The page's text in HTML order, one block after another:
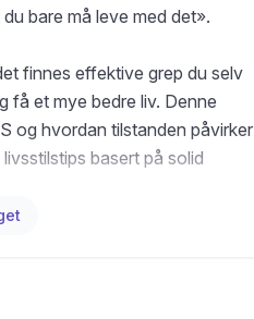
bare må leve med det».
finnes effektive grep du selv
få et mye bedre liv. Denne
og hvordan tilstanden påvirker
basert på solid